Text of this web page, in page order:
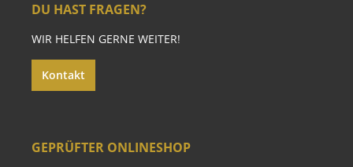
DU HAST FRAGEN?
WIR HELFEN GERNE WEITER!
Kontakt
GEPRÜFTER ONLINESHOP